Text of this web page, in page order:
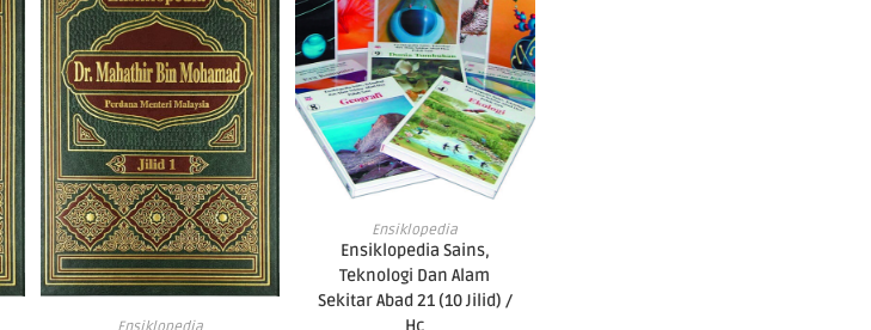
ADD TO CART
ADD TO CART
Ensiklopedia
Ensiklopedia Sains,
Teknologi Dan Alam
Sekitar Abad 21 (10 Jilid) /
Hc